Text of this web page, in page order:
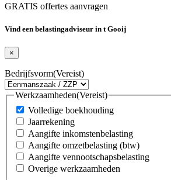
GRATIS offertes aanvragen
Vind een belastingadviseur in t Gooij
×
Bedrijfsvorm(Vereist)
Werkzaamheden(Vereist)
Volledige boekhouding
Jaarrekening
Aangifte inkomstenbelasting
Aangifte omzetbelasting (btw)
Aangifte vennootschapsbelasting
Overige werkzaamheden